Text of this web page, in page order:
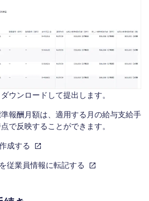
ウンロードして提出します。
報酬月額は、適用する月の給与支給手
で反映することができます。
成する
従業員情報に転記する